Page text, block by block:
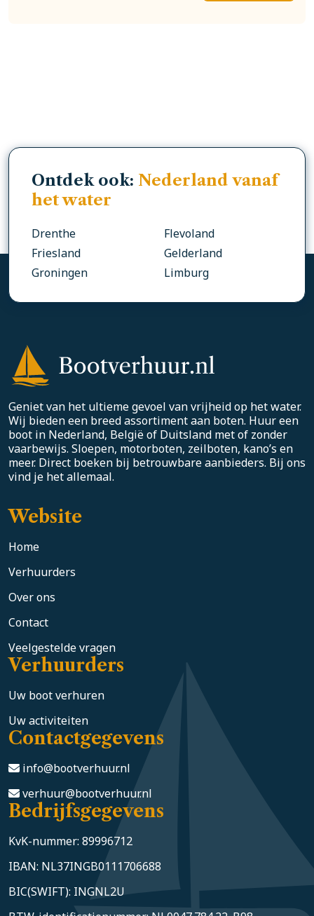
Ontdek ook: Nederland vanaf
het water
Drenthe
Flevoland
Friesland
Gelderland
Groningen
Limburg
Geniet van het ultieme gevoel van vrijheid op het water.
Wij bieden een breed assortiment aan boten. Huur een
boot in Nederland, België of Duitsland met of zonder
vaarbewijs. Sloepen, motorboten, zeilboten, kano’s en
meer. Direct boeken bij betrouwbare aanbieders. Bij ons
vind je het allemaal.
Website
Home
Verhuurders
Over ons
Contact
Veelgestelde vragen
Verhuurders
Uw boot verhuren
Uw activiteiten
Contactgegevens
info@bootverhuur.nl
verhuur@bootverhuur.nl
Bedrijfsgegevens
KvK-nummer: 89996712
IBAN: NL37INGB0111706688
BIC(SWIFT): INGNL2U